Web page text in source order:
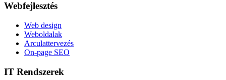
Webfejlesztés
Web design
Weboldalak
Arculattervezés
On-page SEO
IT Rendszerek